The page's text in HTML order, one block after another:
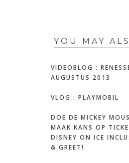
YOU MAY
VIDEOBLOG :
AUGUSTUS 2013
VLOG : PLAYMOBIL
DOE DE MICKEY
MAAK KANS OP
DISNEY ON ICE
& GREET!